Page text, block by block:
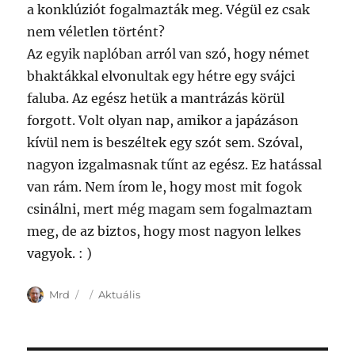
a konklúziót fogalmazták meg. Végül ez csak
nem véletlen történt?
Az egyik naplóban arról van szó, hogy német
bhaktákkal elvonultak egy hétre egy svájci
faluba. Az egész hetük a mantrázás körül
forgott. Volt olyan nap, amikor a japázáson
kívül nem is beszéltek egy szót sem. Szóval,
nagyon izgalmasnak tűnt az egész. Ez hatással
van rám. Nem írom le, hogy most mit fogok
csinálni, mert még magam sem fogalmaztam
meg, de az biztos, hogy most nagyon lelkes
vagyok. : )
Author
Mrd
Posted
Categories
Aktuális